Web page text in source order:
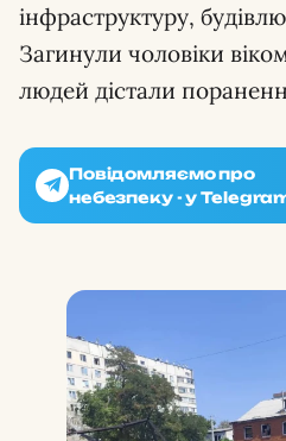
інфраструктуру,
Загинули чоловіки
людей дістали
Повідомляємо про
небезпеку - у